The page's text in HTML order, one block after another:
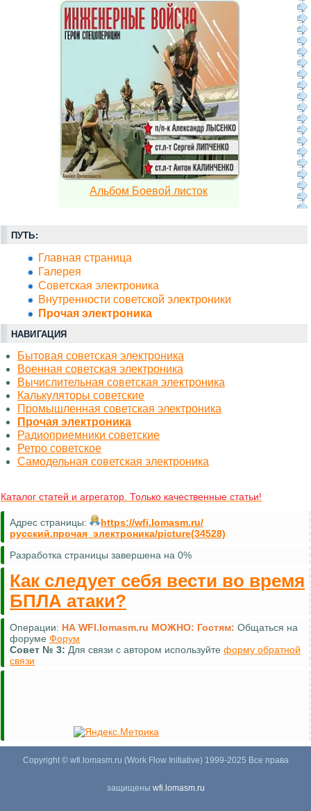
Альбом Боевой листок
ПУТЬ:
Главная страница
Галерея
Советская электроника
Внутренности советской электроники
Прочая электроника
НАВИГАЦИЯ
Бытовая советская электроника
Военная советская электроника
Вычислительная советская электроника
Калькуляторы советские
Промышленная советская электроника
Прочая электроника
Радиоприемники советские
Ретро советское
Самодельная советская электроника
Каталог статей и агрегатор. Только качественные статьи!
Адрес страницы:
https://wfi.lomasm.ru/
русский.прочая_электроника/picture(34528)
Разработка страницы завершена на 0%
Как следует себя вести во время
БПЛА атаки?
Операции: НА WFI.lomasm.ru МОЖНО: Гостям: Общаться на
форуме Форум
Совет № 3: Для связи с автором используйте форму обратной
связи
Copyright © wfi.lomasm.ru (Work Flow Initiative) 1999-2025 Все права
защищены wfi.lomasm.ru